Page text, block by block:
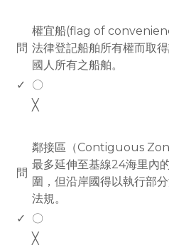
問
權宜船(flag of
法律登記船舶所有權而取
國人所有之船舶。
✓
〇
╳
問
鄰接區（Contiguous
最多延伸至基線24海里內
圍，但沿岸國得以執行部
法規。
✓
〇
╳